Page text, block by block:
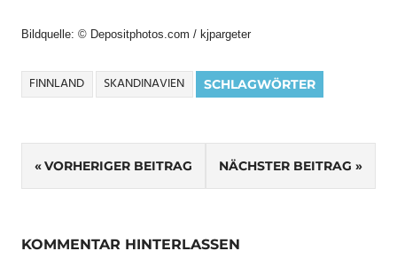
Bildquelle: © Depositphotos.com / kjpargeter
SCHLAGWÖRTER
FINNLAND SKANDINAVIEN
Beitragsnavigation
VORHERIGER BEITRAG NÄCHSTER BEITRAG
KOMMENTAR HINTERLASSEN